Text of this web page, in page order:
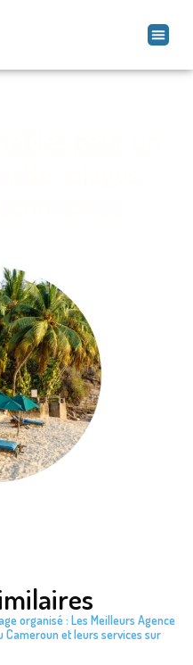
organisé : Les Meilleurs Agence
Cameroun et leurs services sur